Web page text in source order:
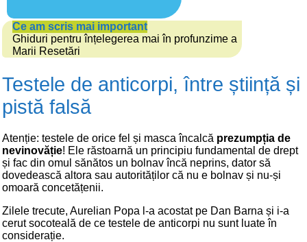
Ce am scris mai important
Ghiduri pentru înțelegerea mai în profunzime a
Marii Resetări
Testele de anticorpi, între știință și
pistă falsă
Atenție: testele de orice fel și masca încalcă prezumpția de
nevinovăție! Ele răstoarnă un principiu fundamental de drept
și fac din omul sănătos un bolnav încă neprins, dator să
dovedească altora sau autorităților că nu e bolnav și nu-și
omoară concetățenii.
Zilele trecute, Aurelian Popa l-a acostat pe Dan Barna și i-a
cerut socoteală de ce testele de anticorpi nu sunt luate în
considerație.